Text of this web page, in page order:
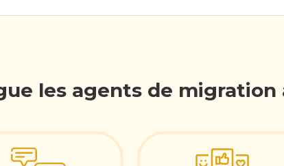
les agents de migration